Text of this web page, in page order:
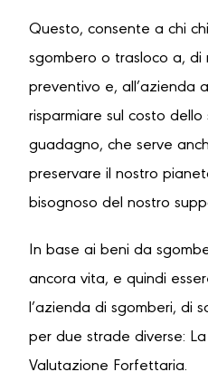
Questo, consente a chi
sgombero o trasloco a, di
preventivo e, all’azienda
risparmiare sul costo
guadagno, che serve
preservare il nostro
bisognoso del nostro
In base ai beni da
ancora vita, e quindi
l’azienda di sgomberi, di
per due strade diverse:
Valutazione Forfettaria.